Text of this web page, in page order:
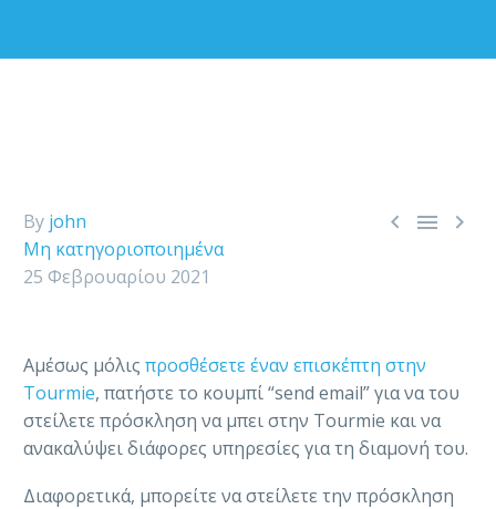
  
By john
Μη κατηγοριοποιημένα
25 Φεβρουαρίου 2021
Αμέσως μόλις προσθέσετε έναν επισκέπτη στην
Tourmie, πατήστε το κουμπί “send email” για να του
στείλετε πρόσκληση να μπει στην Tourmie και να
ανακαλύψει διάφορες υπηρεσίες για τη διαμονή του.
Διαφορετικά, μπορείτε να στείλετε την πρόσκληση